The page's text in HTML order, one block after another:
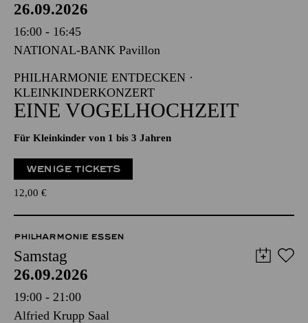
26.09.2026
16:00 - 16:45
NATIONAL-BANK Pavillon
PHILHARMONIE ENTDECKEN ·
KLEINKINDERKONZERT
EINE VOGELHOCHZEIT
Für Kleinkinder von 1 bis 3 Jahren
WENIGE TICKETS
12,00 €
PHILHARMONIE ESSEN
Samstag
26.09.2026
19:00 - 21:00
Alfried Krupp Saal